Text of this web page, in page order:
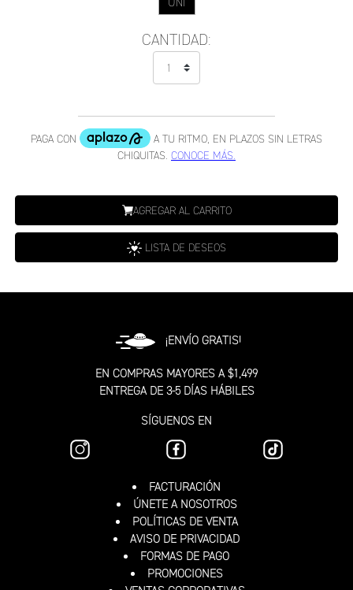
CANTIDAD:
AGREGAR AL CARRITO
LISTA DE DESEOS
¡ENVÍO GRATIS!
EN COMPRAS MAYORES A $1,499
ENTREGA DE 3-5 DÍAS HÁBILES
SÍGUENOS EN
FACTURACIÓN
ÚNETE A NOSOTROS
POLÍTICAS DE VENTA
AVISO DE PRIVACIDAD
FORMAS DE PAGO
PROMOCIONES